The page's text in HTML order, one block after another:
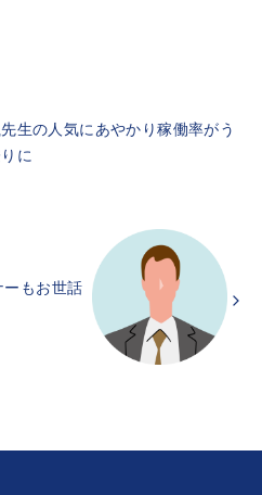
生の人気にあやかり稼働率がう
に
ーもお世話